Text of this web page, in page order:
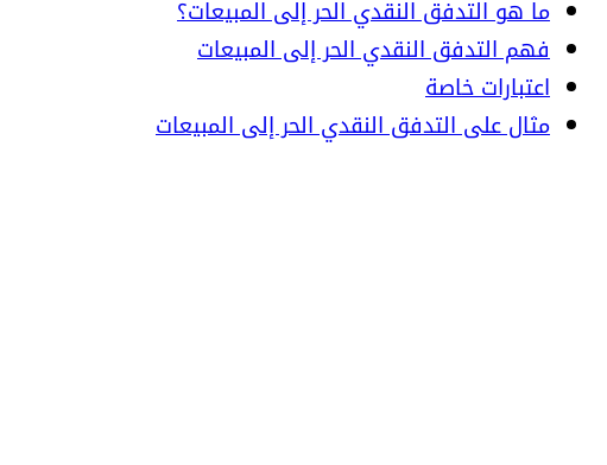
ما هو التدفق النقدي الحر إلى المبيعات؟
فهم التدفق النقدي الحر إلى المبيعات
اعتبارات خاصة
مثال على التدفق النقدي الحر إلى المبيعات